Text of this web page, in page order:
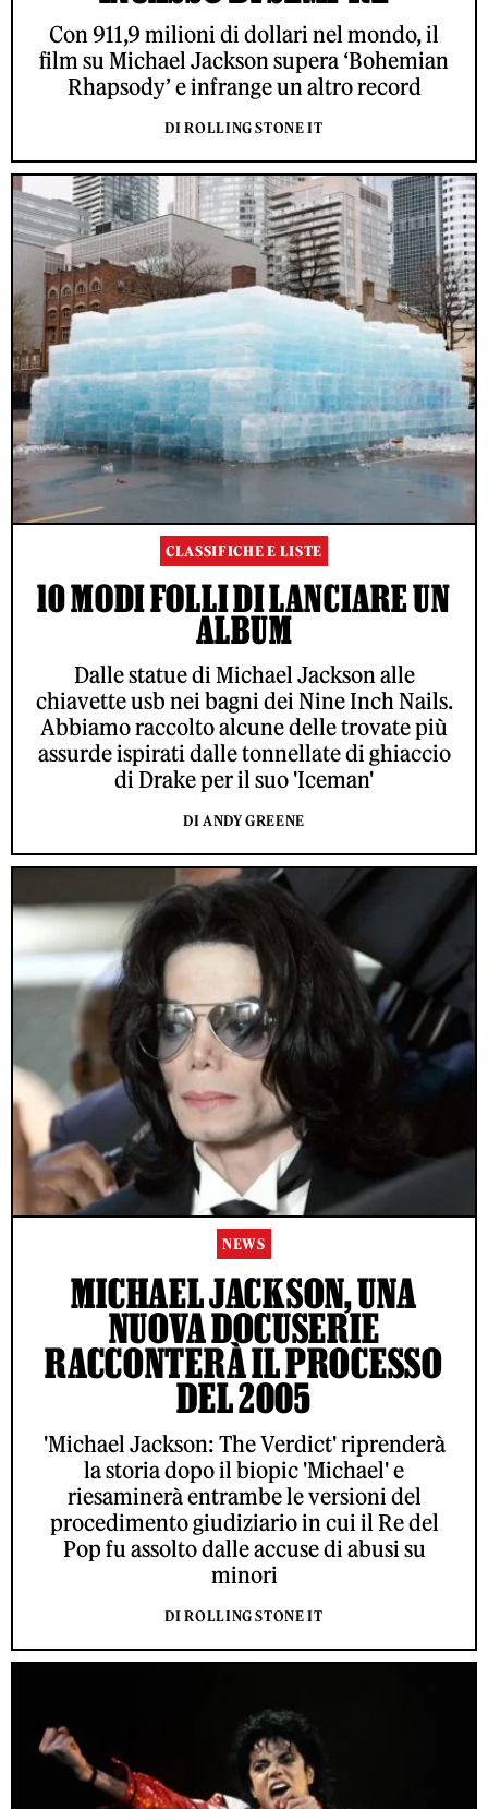
Con 911,9 milioni di dollari nel mondo, il
film su Michael Jackson supera ‘Bohemian
Rhapsody’ e infrange un altro record
DI ROLLING STONE IT
CLASSIFICHE E LISTE
10 MODI FOLLI DI LANCIARE UN
ALBUM
Dalle statue di Michael Jackson alle
chiavette usb nei bagni dei Nine Inch Nails.
Abbiamo raccolto alcune delle trovate più
assurde ispirati dalle tonnellate di ghiaccio
di Drake per il suo 'Iceman'
DI ANDY GREENE
NEWS
MICHAEL JACKSON, UNA
NUOVA DOCUSERIE
RACCONTERÀ IL PROCESSO
DEL 2005
'Michael Jackson: The Verdict' riprenderà
la storia dopo il biopic 'Michael' e
riesaminerà entrambe le versioni del
procedimento giudiziario in cui il Re del
Pop fu assolto dalle accuse di abusi su
minori
DI ROLLING STONE IT